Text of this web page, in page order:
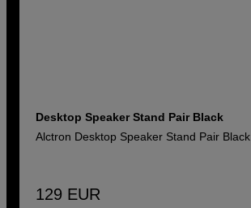
Desktop Speaker Stand Pair Black
Alctron Desktop Speaker Stand Pair Black
129 EUR